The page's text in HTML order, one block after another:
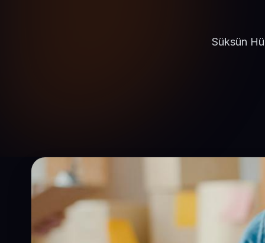
Süksün